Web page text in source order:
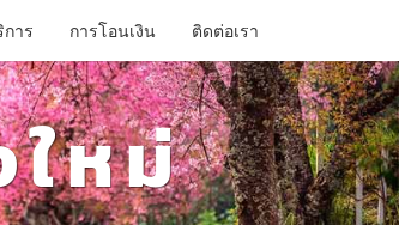
การ การโอนเงิน ติดต่อเรา
หม่